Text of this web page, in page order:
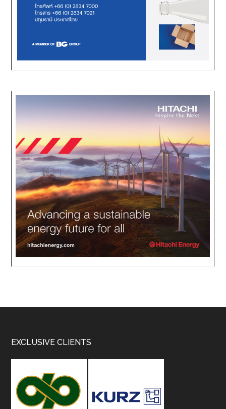
Footer
EXCLUSIVE CLIENTS